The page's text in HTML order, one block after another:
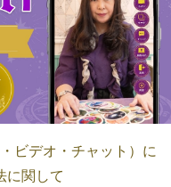
ビデオ・チャット）に
に関して